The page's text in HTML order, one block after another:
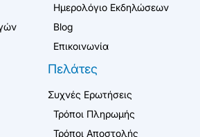
Ημερολόγιο Εκδηλώσεων
Blog
Επικοινωνία
Πελάτες
Συχνές Ερωτήσεις
Τρόποι Πληρωμής
Τρόποι Αποστολής